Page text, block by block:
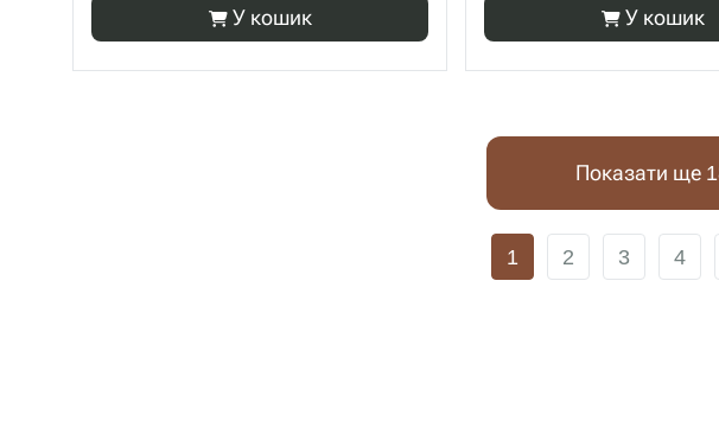
У кошик
У кошик
Показати ще
1 2 3 4